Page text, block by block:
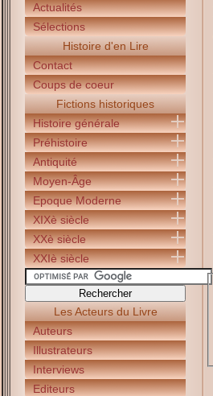
Actualités
Sélections
Histoire d'en Lire
Contact
Coups de coeur
Fictions historiques
Histoire générale
Préhistoire
Antiquité
Moyen-Âge
Epoque Moderne
XIXè siècle
XXè siècle
XXIè siècle
Les Acteurs du Livre
Auteurs
Illustrateurs
Interviews
Editeurs